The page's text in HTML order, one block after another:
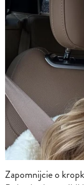
Zapomnijcie o